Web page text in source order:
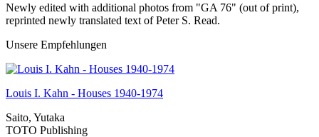
Newly edited with additional photos from "GA 76" (out of print),
reprinted newly translated text of Peter S. Read.
Unsere Empfehlungen
Louis I. Kahn - Houses 1940-1974
Saito, Yutaka
TOTO Publishing